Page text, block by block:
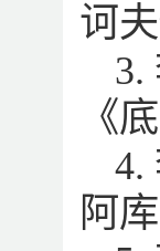
诃
3.
《
4.
阿